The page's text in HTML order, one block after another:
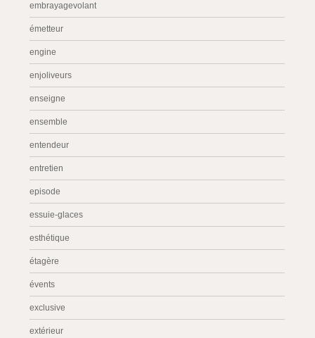
embrayagevolant
émetteur
engine
enjoliveurs
enseigne
ensemble
entendeur
entretien
episode
essuie-glaces
esthétique
étagère
évents
exclusive
extérieur